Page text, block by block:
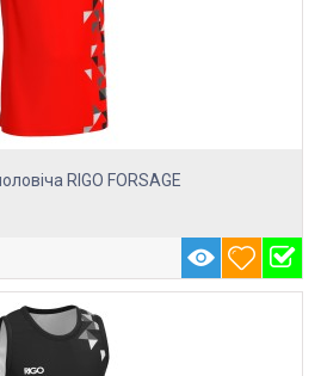
RIGO FORSAGE